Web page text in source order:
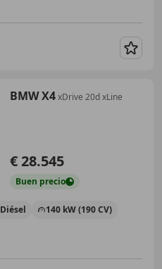
BMW X4xDrive 20d xLine
€ 28.545
Buen precio
Diésel 140 kW (190 CV)